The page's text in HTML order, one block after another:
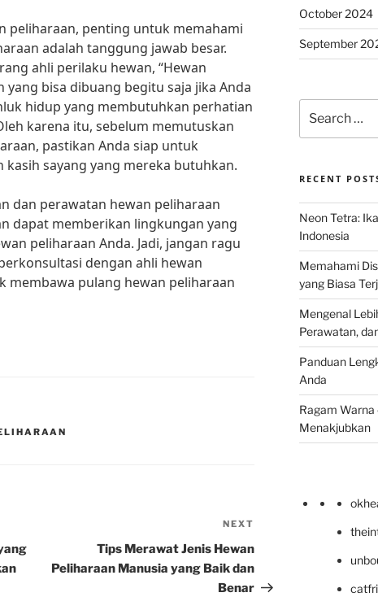
peliharaan, penting untuk memahami
adalah tanggung jawab besar.
ahli perilaku hewan, “Hewan
bisa dibuang begitu saja jika Anda
hidup yang membutuhkan perhatian
karena itu, sebelum memutuskan
pastikan Anda siap untuk
sayang yang mereka butuhkan.
dan perawatan hewan peliharaan
dapat memberikan lingkungan yang
peliharaan Anda. Jadi, jangan ragu
dengan ahli hewan
membawa pulang hewan peliharaan
Post
NEXT
Tips Merawat Jenis Hewan
Peliharaan Manusia yang Baik dan
Benar
October 2024
September
for:
RECENT
Neon Tetra:
Indonesia
Memahami
yang Biasa
Mengenal
Perawatan,
Panduan
Anda
Ragam
Menakjubkan